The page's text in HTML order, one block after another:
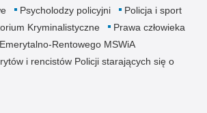
Psycholodzy policyjni
Policja i sport
Kryminalistyczne
Prawa człowieka
Rentowego MSWiA
i rencistów Policji starających się o